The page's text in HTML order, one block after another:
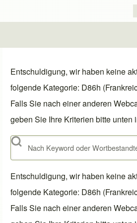
Entschuldigung, wir haben keine
folgende Kategorie: D86h
Falls Sie nach einer anderen
geben Sie Ihre Kriterien bitte unten
Suche
Entschuldigung, wir haben keine
folgende Kategorie: D86h
Falls Sie nach einer anderen